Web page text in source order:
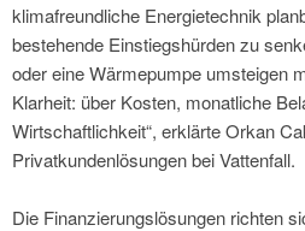
klimafreundliche Energietechnik
bestehende Einstiegshürden zu
oder eine Wärmepumpe umsteigen
Klarheit: über Kosten, monatliche
Wirtschaftlichkeit“, erklärte Orkan
Privatkundenlösungen bei Vattenfall.
Die Finanzierungslösungen richten